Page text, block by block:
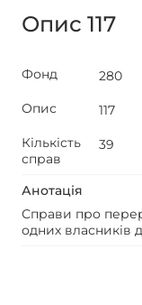
Опис 117
Фонд
280
Опис
117
Кількість
справ
39
Анотація
Справи про
одних власників